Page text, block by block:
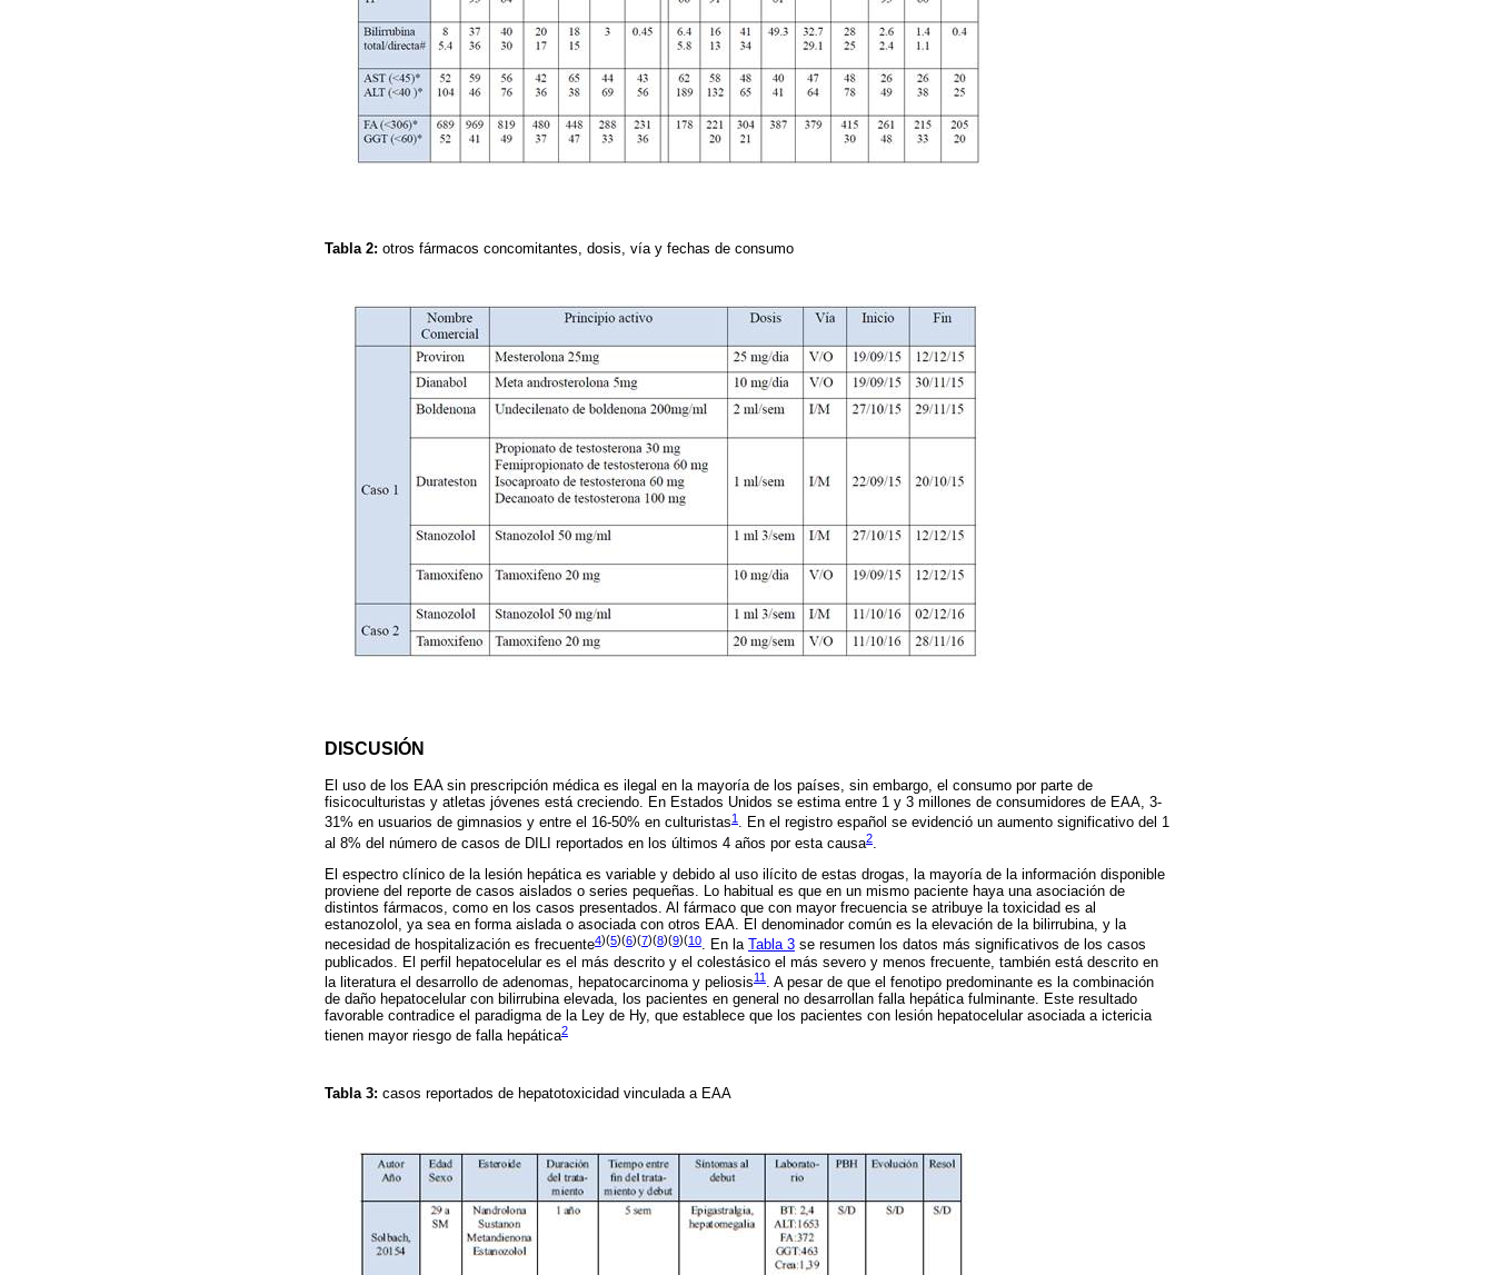
Tabla 2: otros fármacos concomitantes, dosis, vía y fechas de consumo
DISCUSIÓN
El uso de los EAA sin prescripción médica es ilegal en la mayoría de los países, sin embargo, el consumo por parte de
fisicoculturistas y atletas jóvenes está creciendo. En Estados Unidos se estima entre 1 y 3 millones de consumidores de EAA, 3-
31% en usuarios de gimnasios y entre el 16-50% en culturistas1 . En el registro español se evidenció un aumento significativo del 1
al 8% del número de casos de DILI reportados en los últimos 4 años por esta causa2.
El espectro clínico de la lesión hepática es variable y debido al uso ilícito de estas drogas, la mayoría de la información disponible
proviene del reporte de casos aislados o series pequeñas. Lo habitual es que en un mismo paciente haya una asociación de
distintos fármacos, como en los casos presentados. Al fármaco que con mayor frecuencia se atribuye la toxicidad es al
estanozolol, ya sea en forma aislada o asociada con otros EAA. El denominador común es la elevación de la bilirrubina, y la
necesidad de hospitalización es frecuente4)(5)(6)(7)(8)(9)(10. En la Tabla 3 se resumen los datos más significativos de los casos
publicados. El perfil hepatocelular es el más descrito y el colestásico el más severo y menos frecuente, también está descrito en
la literatura el desarrollo de adenomas, hepatocarcinoma y peliosis11 . A pesar de que el fenotipo predominante es la combinación
de daño hepatocelular con bilirrubina elevada, los pacientes en general no desarrollan falla hepática fulminante. Este resultado
favorable contradice el paradigma de la Ley de Hy, que establece que los pacientes con lesión hepatocelular asociada a ictericia
tienen mayor riesgo de falla hepática2
Tabla 3: casos reportados de hepatotoxicidad vinculada a EAA